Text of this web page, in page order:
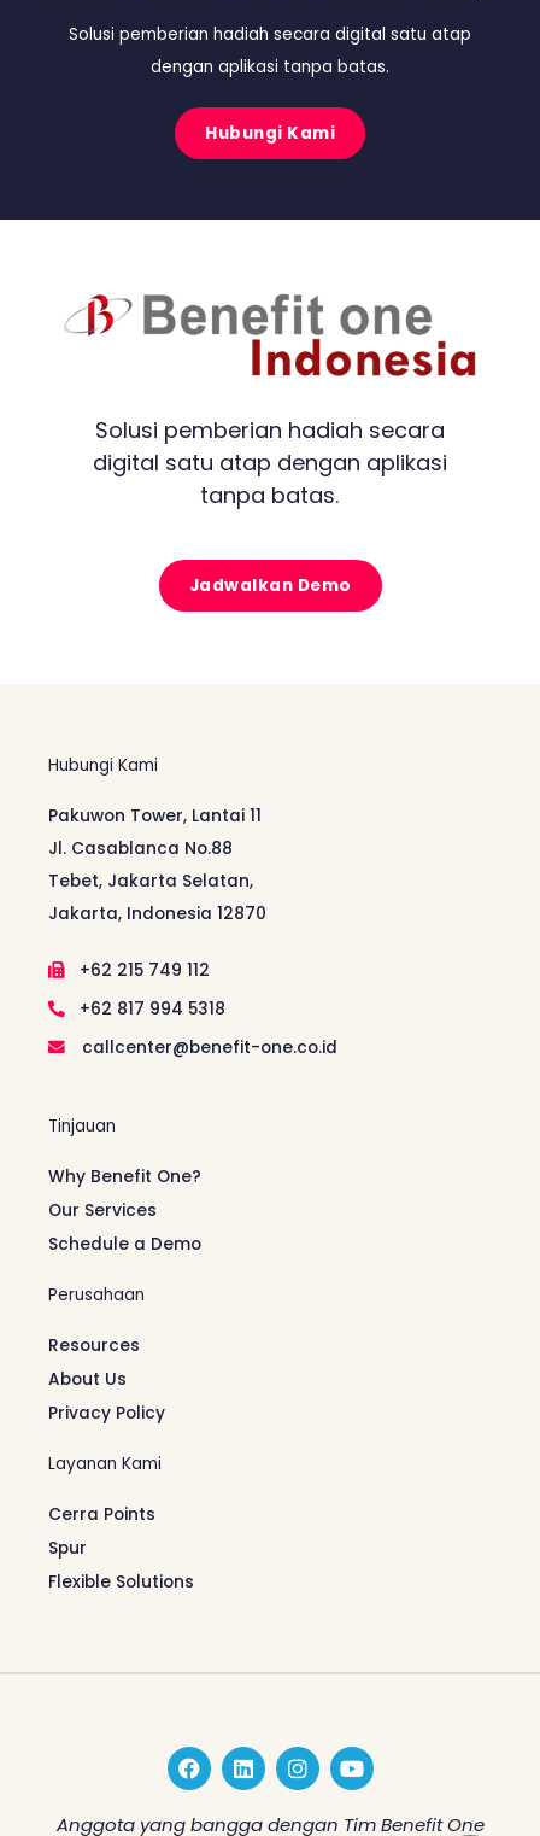
Solusi pemberian hadiah secara digital satu atap
dengan aplikasi tanpa batas.
Hubungi Kami
Solusi pemberian hadiah secara
digital satu atap dengan aplikasi
tanpa batas.
Jadwalkan Demo
Hubungi Kami
Pakuwon Tower, Lantai 11
Jl. Casablanca No.88
Tebet, Jakarta Selatan,
Jakarta, Indonesia 12870
+62 215 749 112
+62 817 994 5318
callcenter@benefit-one.co.id
Tinjauan
Why Benefit One?
Our Services
Schedule a Demo
Perusahaan
Resources
About Us
Privacy Policy
Layanan Kami
Cerra Points
Spur
Flexible Solutions
F
a
c
e
L
i
n
k
I
n
s
t
Y
o
u
t
Anggota yang bangga dengan Tim Benefit One